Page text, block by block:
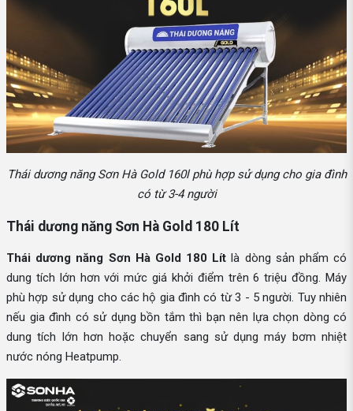
Thái dương năng Sơn Hà Gold 160l phù hợp sử dụng cho gia đình
có từ 3-4 người
Thái dương năng Sơn Hà Gold 180 Lít
Thái dương năng Sơn Hà Gold 180 Lít là dòng sản phẩm có
dung tích lớn hơn với mức giá khởi điểm trên 6 triệu đồng. Máy
phù hợp sử dụng cho các hộ gia đình có từ 3 - 5 người. Tuy nhiên
nếu gia đình có sử dụng bồn tắm thì bạn nên lựa chọn dòng có
dung tích lớn hơn hoặc chuyển sang sử dụng máy bơm nhiệt
nước nóng Heatpump.